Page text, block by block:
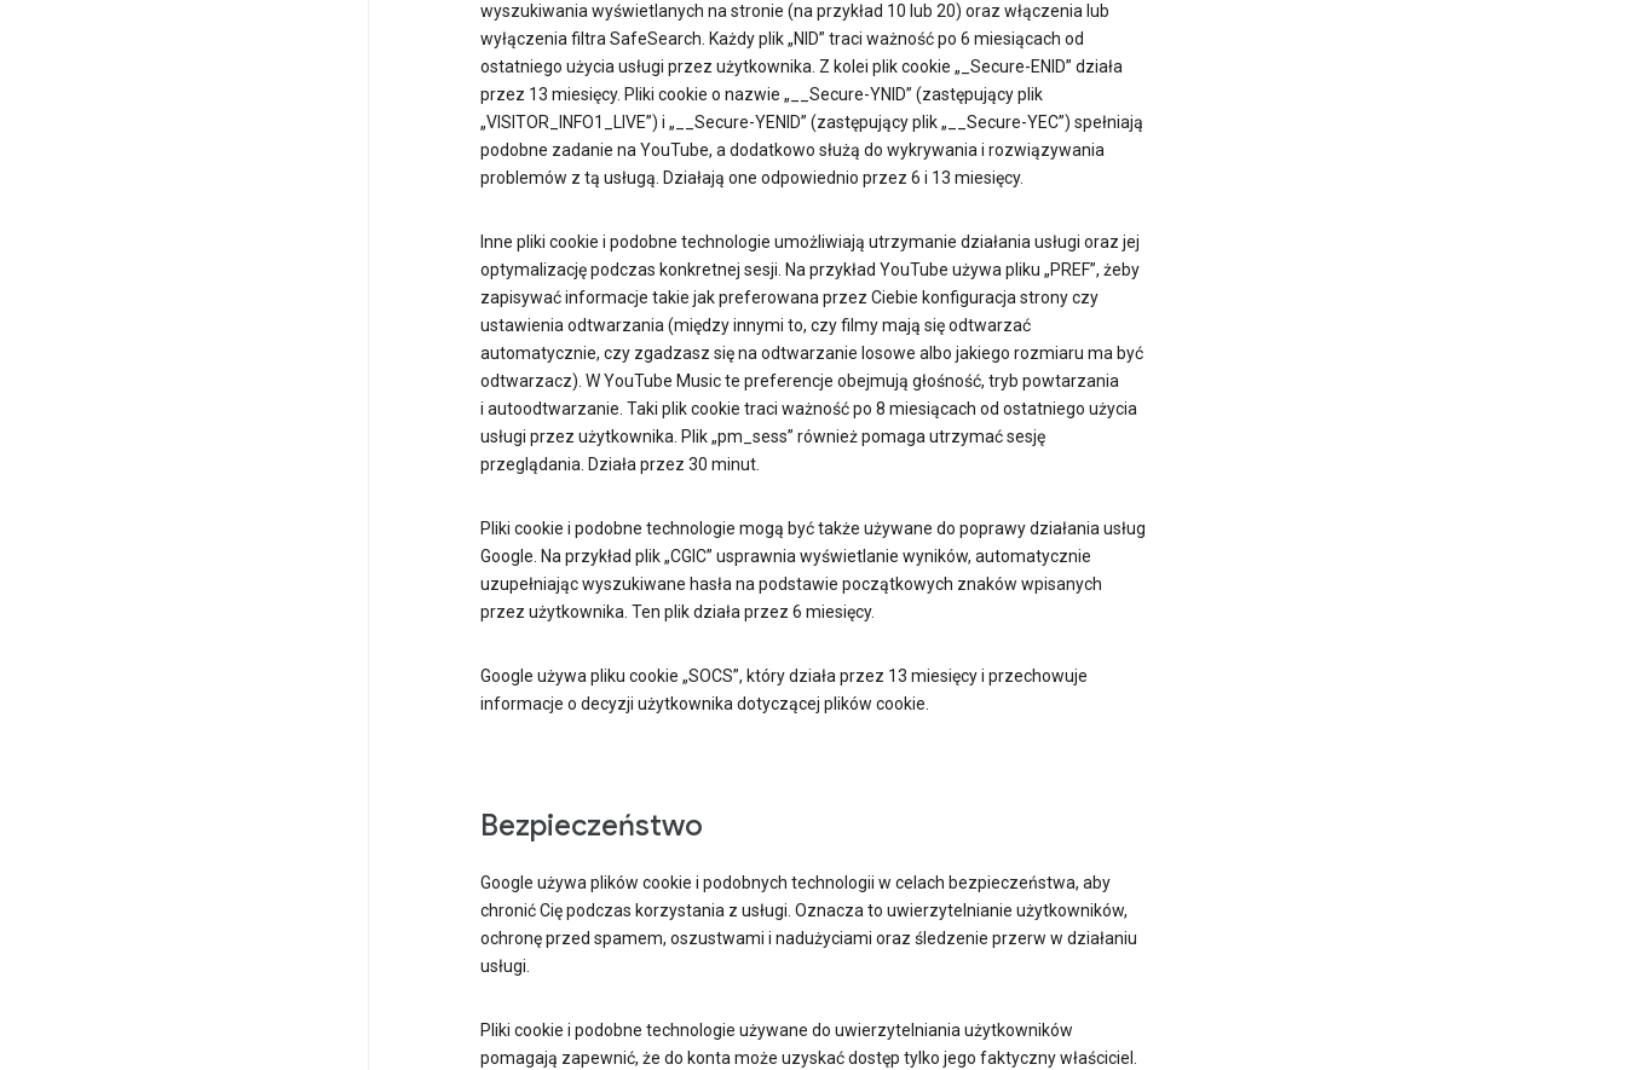
wyszukiwania wyświetlanych na stronie (na przykład 10 lub 20) oraz włączenia lub
wyłączenia filtra SafeSearch. Każdy plik „NID” traci ważność po 6 miesiącach od
ostatniego użycia usługi przez użytkownika. Z kolei plik cookie „_Secure-ENID” działa
przez 13 miesięcy. Pliki cookie o nazwie „__Secure-YNID” (zastępujący plik
„VISITOR_INFO1_LIVE”) i „__Secure-YENID” (zastępujący plik „__Secure-YEC”) spełniają
podobne zadanie na YouTube, a dodatkowo służą do wykrywania i rozwiązywania
problemów z tą usługą. Działają one odpowiednio przez 6 i 13 miesięcy.
Inne pliki cookie i podobne technologie umożliwiają utrzymanie działania usługi oraz jej
optymalizację podczas konkretnej sesji. Na przykład YouTube używa pliku „PREF”, żeby
zapisywać informacje takie jak preferowana przez Ciebie konfiguracja strony czy
ustawienia odtwarzania (między innymi to, czy filmy mają się odtwarzać
automatycznie, czy zgadzasz się na odtwarzanie losowe albo jakiego rozmiaru ma być
odtwarzacz). W YouTube Music te preferencje obejmują głośność, tryb powtarzania
i autoodtwarzanie. Taki plik cookie traci ważność po 8 miesiącach od ostatniego użycia
usługi przez użytkownika. Plik „pm_sess” również pomaga utrzymać sesję
przeglądania. Działa przez 30 minut.
Pliki cookie i podobne technologie mogą być także używane do poprawy działania usług
Google. Na przykład plik „CGIC” usprawnia wyświetlanie wyników, automatycznie
uzupełniając wyszukiwane hasła na podstawie początkowych znaków wpisanych
przez użytkownika. Ten plik działa przez 6 miesięcy.
Google używa pliku cookie „SOCS”, który działa przez 13 miesięcy i przechowuje
informacje o decyzji użytkownika dotyczącej plików cookie.
Bezpieczeństwo
Google używa plików cookie i podobnych technologii w celach bezpieczeństwa, aby
chronić Cię podczas korzystania z usługi. Oznacza to uwierzytelnianie użytkowników,
ochronę przed spamem, oszustwami i nadużyciami oraz śledzenie przerw w działaniu
usługi.
Pliki cookie i podobne technologie używane do uwierzytelniania użytkowników
pomagają zapewnić, że do konta może uzyskać dostęp tylko jego faktyczny właściciel.